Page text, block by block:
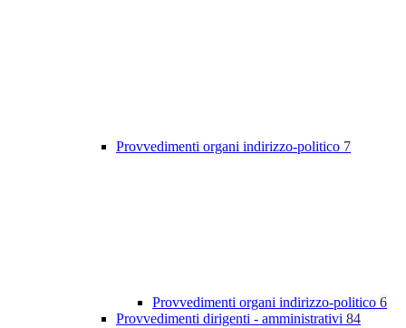
Provvedimenti organi indirizzo-politico 7
Provvedimenti organi indirizzo-politico 6
Provvedimenti dirigenti - amministrativi 84